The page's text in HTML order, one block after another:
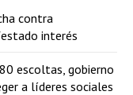
contra
interés
escoltas, gobierno
a líderes sociales